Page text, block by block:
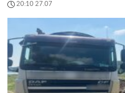
20:10 27.07